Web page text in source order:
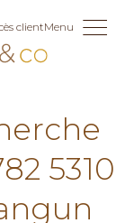
clientMenu
5310